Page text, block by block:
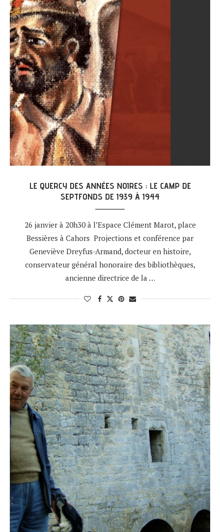
LE QUERCY DES ANNÉES NOIRES : LE CAMP DE
SEPTFONDS DE 1939 À 1944
26 janvier à 20h30 à l’Espace Clément Marot, place
Bessières à Cahors Projections et conférence par
Geneviève Dreyfus-Armand, docteur en histoire,
conservateur général honoraire des bibliothèques,
ancienne directrice de la …